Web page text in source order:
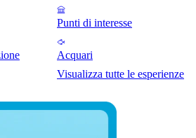
Punti di interesse
Acquari
Visualizza tutte le esperienze